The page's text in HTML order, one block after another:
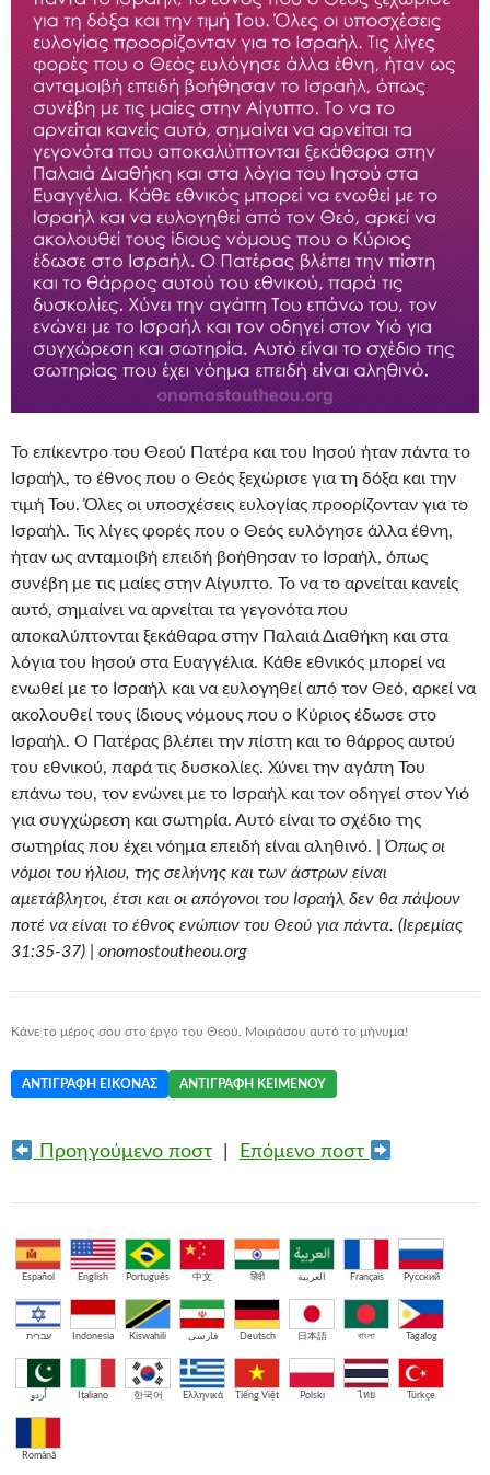
Το επίκεντρο του Θεού Πατέρα και του Ιησού ήταν πάντα το
Ισραήλ, το έθνος που ο Θεός ξεχώρισε για τη δόξα και την
τιμή Του. Όλες οι υποσχέσεις ευλογίας προορίζονταν για το
Ισραήλ. Τις λίγες φορές που ο Θεός ευλόγησε άλλα έθνη,
ήταν ως ανταμοιβή επειδή βοήθησαν το Ισραήλ, όπως
συνέβη με τις μαίες στην Αίγυπτο. Το να το αρνείται κανείς
αυτό, σημαίνει να αρνείται τα γεγονότα που
αποκαλύπτονται ξεκάθαρα στην Παλαιά Διαθήκη και στα
λόγια του Ιησού στα Ευαγγέλια. Κάθε εθνικός μπορεί να
ενωθεί με το Ισραήλ και να ευλογηθεί από τον Θεό, αρκεί να
ακολουθεί τους ίδιους νόμους που ο Κύριος έδωσε στο
Ισραήλ. Ο Πατέρας βλέπει την πίστη και το θάρρος αυτού
του εθνικού, παρά τις δυσκολίες. Χύνει την αγάπη Του
επάνω του, τον ενώνει με το Ισραήλ και τον οδηγεί στον Υιό
για συγχώρεση και σωτηρία. Αυτό είναι το σχέδιο της
σωτηρίας που έχει νόημα επειδή είναι αληθινό. | Όπως οι
νόμοι του ήλιου, της σελήνης και των άστρων είναι
αμετάβλητοι, έτσι και οι απόγονοι του Ισραήλ δεν θα πάψουν
ποτέ να είναι το έθνος ενώπιον του Θεού για πάντα. (Ιερεμίας
31:35-37) | onomostoutheou.org
Κάνε το μέρος σου στο έργο του Θεού. Μοιράσου αυτό το μήνυμα!
ΑΝΤΙΓΡΑΦΉ ΕΙΚΌΝΑΣ ΑΝΤΙΓΡΑΦΉ ΚΕΙΜΈΝΟΥ
Προηγούμενο ποστ| Επόμενο ποστ
Español English Português 中文 हिंदी العربية Français Русский
עברית Indonesia Kiswahili فارسی Deutsch 日本語 বাংলা Tagalog
اُردو Italiano 한국어 Ελληνικά Tiếng Việt Polski ไทย Türkçe
Română